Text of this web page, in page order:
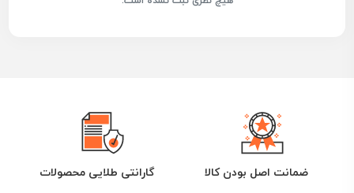
ضمانت اصل بودن کالا گارانتی طلایی محصولات